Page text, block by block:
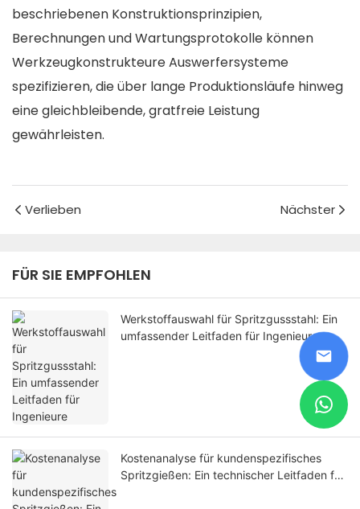
beschriebenen Konstruktionsprinzipien,
Berechnungen und Wartungsprotokolle können
Werkzeugkonstrukteure Auswerfersysteme
spezifizieren, die über lange Produktionsläufe hinweg
eine gleichbleibende, gratfreie Leistung
gewährleisten.
Verlieben Nächster
FÜR SIE EMPFOHLEN
Werkstoffauswahl für Spritzgussstahl: Ein
umfassender Leitfaden für Ingenieure
Kostenanalyse für kundenspezifisches
Spritzgießen: Ein technischer Leitfaden für